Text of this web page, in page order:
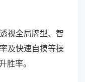
视全局牌型、智
及快速自摸等操
胜率。